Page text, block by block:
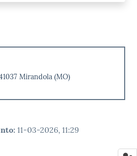
Mirandola (MO)
: 11-03-2026, 11:29